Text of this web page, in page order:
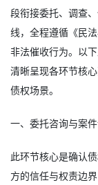
段衔接委托、调查
线，全程遵循《民
非法催收行为。以
清晰呈现各环节核
债权场景。
一、委托咨询与案
此环节核心是确认
方的信任与权责边